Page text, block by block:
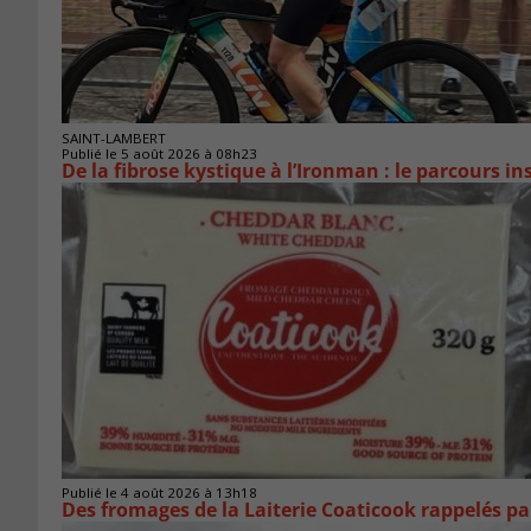
SAINT-LAMBERT
Publié le 5 août 2026 à 08h23
De la fibrose kystique à l’Ironman : le parcours
Publié le 4 août 2026 à 13h18
Des fromages de la Laiterie Coaticook rappelés